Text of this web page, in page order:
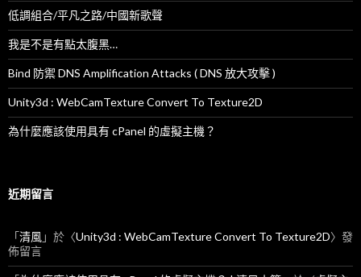
低調組合/平凡之路/中國新歌聲
我是不是有點太腹黑…
Bind 防禦 DNS Amplification Attacks ( DNS 放大攻擊 )
Unity3d : WebCamTexture Convert To Texture2D
為什麼應該使用具有 cPanel 的虛擬主機？
近期留言
「清風」於〈Unity3d : WebCamTexture Convert To Texture2D〉發
佈留言